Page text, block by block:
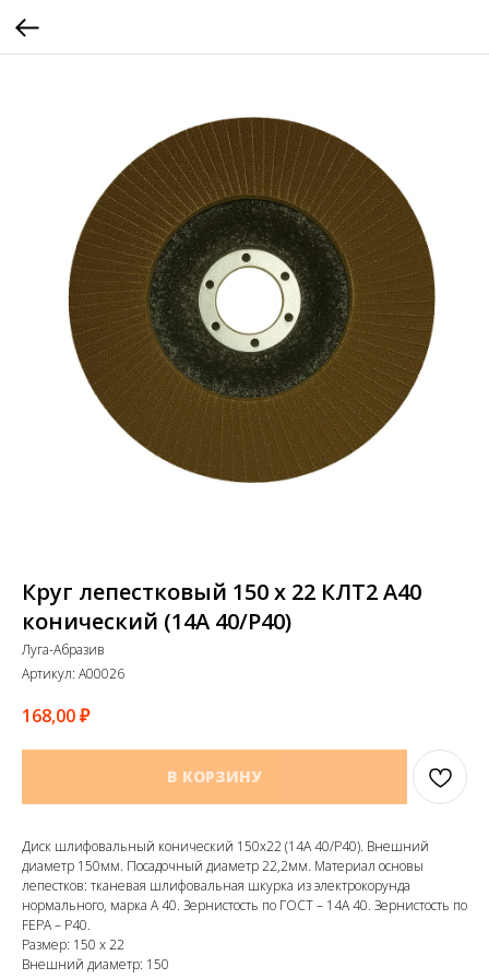
Круг лепестковый 150 х 22 КЛТ2 А40
конический (14А 40/Р40)
Луга-Абразив
Артикул: A00026
168,00₽
В КОРЗИНУ
Диск шлифовальный конический 150х22 (14А 40/Р40). Внешний
диаметр 150мм. Посадочный диаметр 22,2мм. Материал основы
лепестков: тканевая шлифовальная шкурка из электрокорунда
нормального, марка А 40. Зернистость по ГОСТ – 14А 40. Зернистость по
FEPA – P40.
Размер: 150 х 22
Внешний диаметр: 150